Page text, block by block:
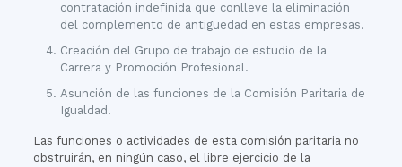
contratación indefinida que conlleve la eliminación
del complemento de antigüedad en estas empresas.
Creación del Grupo de trabajo de estudio de la
Carrera y Promoción Profesional.
Asunción de las funciones de la Comisión Paritaria de
Igualdad.
Las funciones o actividades de esta comisión paritaria no
obstruirán, en ningún caso, el libre ejercicio de la